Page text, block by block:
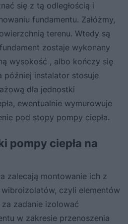
się z tą odległością i
fundamentu. Załóżmy,
terenu. Wtedy są
zostaje wykonany
wysokość , albo kończy się
później instalator stosuje
dla jednostki
ewentualnie wymurowuje
pod stopy pompy ciepła.
pompy ciepła na
zalecają montowanie ich z
czyli elementów
zadanie izolować
w zakresie przenoszenia